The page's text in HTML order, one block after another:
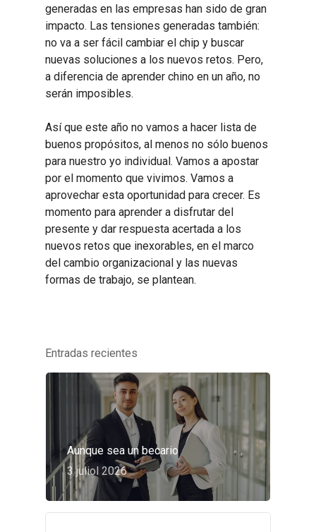
generadas en las empresas han sido de gran
impacto. Las tensiones generadas también:
no va a ser fácil cambiar el chip y buscar
nuevas soluciones a los nuevos retos. Pero,
a diferencia de aprender chino en un año, no
serán imposibles.
Así que este año no vamos a hacer lista de
buenos propósitos, al menos no sólo buenos
para nuestro yo individual. Vamos a apostar
por el momento que vivimos. Vamos a
aprovechar esta oportunidad para crecer. Es
momento para aprender a disfrutar del
presente y dar respuesta acertada a los
nuevos retos que inexorables, en el marco
del cambio organizacional y las nuevas
formas de trabajo, se plantean.
Entradas recientes
Aunque sea un becario
3 juliol 2026